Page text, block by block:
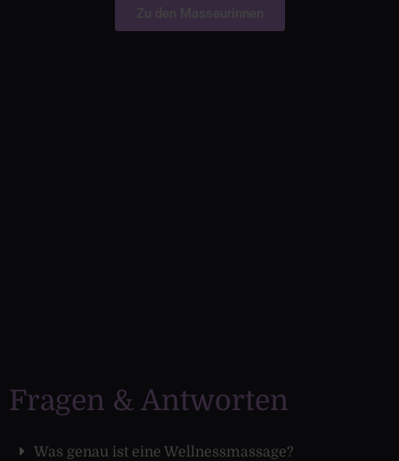
Zu den Masseurinnen
Fragen & Antworten
Was genau ist eine Wellnessmassage?